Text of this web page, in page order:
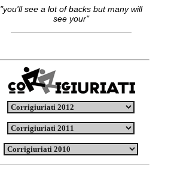
"you'll see a lot of backs but many will
see your"